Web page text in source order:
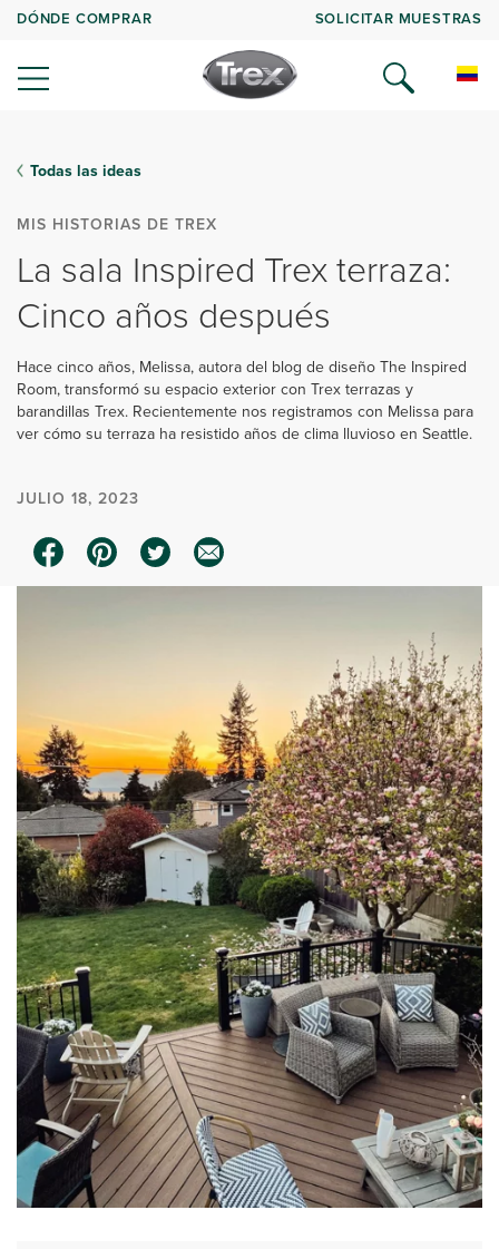
DÓNDE COMPRAR SOLICITAR MUESTRAS
Todas las ideas
MIS HISTORIAS DE TREX
La sala Inspired Trex terraza:
Cinco años después
Hace cinco años, Melissa, autora del blog de diseño The Inspired
Room, transformó su espacio exterior con Trex terrazas y
barandillas Trex. Recientemente nos registramos con Melissa para
ver cómo su terraza ha resistido años de clima lluvioso en Seattle.
JULIO 18, 2023